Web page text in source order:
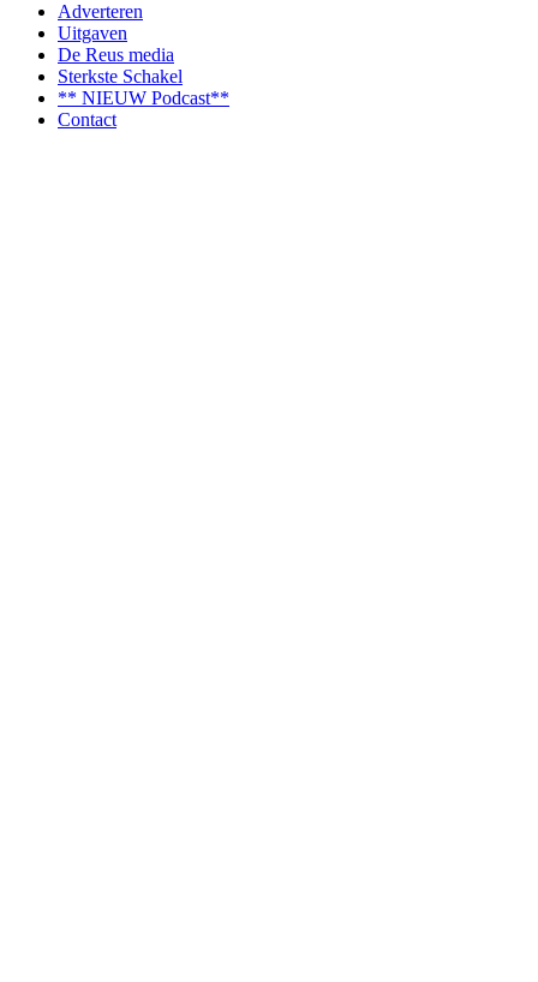
Adverteren
Uitgaven
De Reus media
Sterkste Schakel
** NIEUW Podcast**
Contact